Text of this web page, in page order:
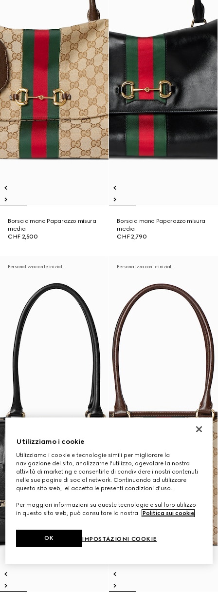
Borsa a mano Paparazzo misura
media
CHF 2,500
Borsa a mano Paparazzo misura
media
CHF 2,790
Personalizza con le iniziali Personalizza con le iniziali
Utilizziamo i cookie
Utilizziamo i cookie e tecnologie simili per migliorare la
navigazione del sito, analizzarne l'utilizzo, agevolare la nostra
attività di marketing e consentirle di condividere i nostri contenuti
nelle sue pagine di social network. Continuando ad utilizzare
questo sito web, lei accetta le presenti condizioni d'uso.
Per maggiori informazioni su queste tecnologie e sul loro utilizzo
in questo sito web, può consultare la nostra
Politica sui cookie.
IMPOSTAZIONI COOKIE
OK